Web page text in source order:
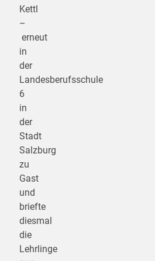
Kettl
–
erneut
in
der
Landesberufsschule
6
in
der
Stadt
Salzburg
zu
Gast
und
briefte
diesmal
die
Lehrlinge